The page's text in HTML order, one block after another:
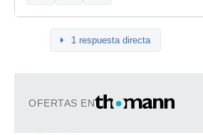
1 respuesta directa
OFERTAS EN